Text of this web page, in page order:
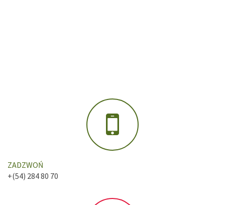
ZADZWOŃ
+(54) 284 80 70